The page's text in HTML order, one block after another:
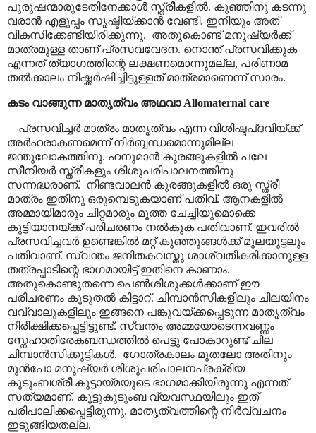
പുരുഷന്മാരുടേതിനേക്കാൾ സ്ത്രീകളിൽ. കുഞ്ഞിനു കടന്നു
വരാൻ എളുപ്പം സൃഷ്ടിയ്ക്കാൻ വേണ്ടി. ഇനിയും അത്
വികസിക്കേണ്ടിയിരിക്കുന്നു. അതുകൊണ്ട് മനുഷ്യർക്ക്
മാത്രമുള്ള താണ് പ്രസവവേദന. നൊന്ത് പ്രസവിക്കുക
എന്നത് ത്യാഗത്തിന്റെ ലക്ഷണമൊന്നുമല്ല, പരിണാമ
തൽക്കാലം നിഷ്ക്കർഷിച്ചിട്ടുള്ളത് മാത്രമാണെന്ന് സാരം.
കടം വാങ്ങുന്ന മാതൃത്വം അഥവാ Allomaternal care
പ്രസവിച്ചർ മാത്രം മാതൃത്വം എന്ന വിശിഷ്ടപ്ദവിയ്ക്ക്
അർഹരാകണമെന്ന് നിർബ്ബന്ധമൊന്നുമില്ല
ജന്തുലോകത്തിനു. ഹനുമാൻ കുരങ്ങുകളിൽ പലേ
സീനിയർ സ്ത്രീകളും ശിശുപരിപാലനത്തിനു
സന്നദ്ധരാണ്. നീണ്ടവാലൻ കുരങ്ങുകളിൽ ഒരു സ്ത്രീ
മാത്രം ഇതിനു ഒരുമ്പെടുകയാണ് പതിവ്. ആനകളിൽ
അമ്മായിമാരും ചിറ്റമാരും മൂത്ത ചേച്ചിയുമൊക്കെ
കുട്ടിയാനയ്ക്ക് പരിചരണം നൽകുക പതിവാണ്. ഇവരിൽ
പ്രസവിച്ചവർ ഉണ്ടെങ്കിൽ മറ്റ് കുഞ്ഞുങ്ങൾക്ക് മുലയൂട്ടലും
പതിവാണ്. സ്വന്തം ജനിതകവസ്തു ശാശ്വതീകരിക്കാനുള്ള
തത്രപ്പാടിന്റെ ഭാഗമായിട്ട് ഇതിനെ കാണാം.
അതുകൊണ്ടുതന്നെ പെൺശിശുക്കൾക്കാണ് ഈ
പരിചരണം കൂടുതൽ കിട്ടാറ്. ചിമ്പാൻസികളിലും ചിലയിനം
വവ്വാലുകളിലും ഇങ്ങനെ പങ്കുവയ്ക്കപ്പെടുന്ന മാതൃത്വം
നിരീക്ഷിക്കപ്പെട്ടിട്ടുണ്ട്. സ്വന്തം അമ്മയോടെന്നവണ്ണം
സ്നേഹാതിരേകബന്ധത്തിൽ പെട്ടു പോകാറുണ്ട് ചില
ചിമ്പാൻസിക്കുട്ടികൾ. ഗോത്രകാലം മുതലോ അതിനും
മുൻപോ മനുഷ്യർ ശിശുപരിപാലനപ്രക്രിയ
കുടുംബശ്രീ കൂട്ടായ്മയുടെ ഭാഗമാക്കിയിരുന്നു എന്നത്
സത്യമാണ്. കൂട്ടുകുടുംബ വ്യവസ്ഥയിലും ഇത്
പരിപാലിക്കപ്പെട്ടിരുന്നു. മാതൃത്വത്തിന്റെ നിർവ്വചനം
ഇടുങ്ങിയതല്ല.